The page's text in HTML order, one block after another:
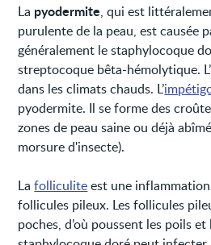
La pyodermite, qui est
purulente de la peau, est causée
généralement le staphylocoque
streptocoque bêta-hémolytique.
dans les climats chauds. L’
pyodermite. Il se forme des
zones de peau saine ou déjà
morsure d'insecte).
Lafolliculiteest une
follicules pileux. Les follicules
poches, d’où poussent les poils et